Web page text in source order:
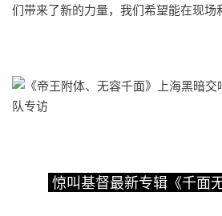
们带来了新的力量，我们希望能在现场
惊叫基督最新专辑《千面